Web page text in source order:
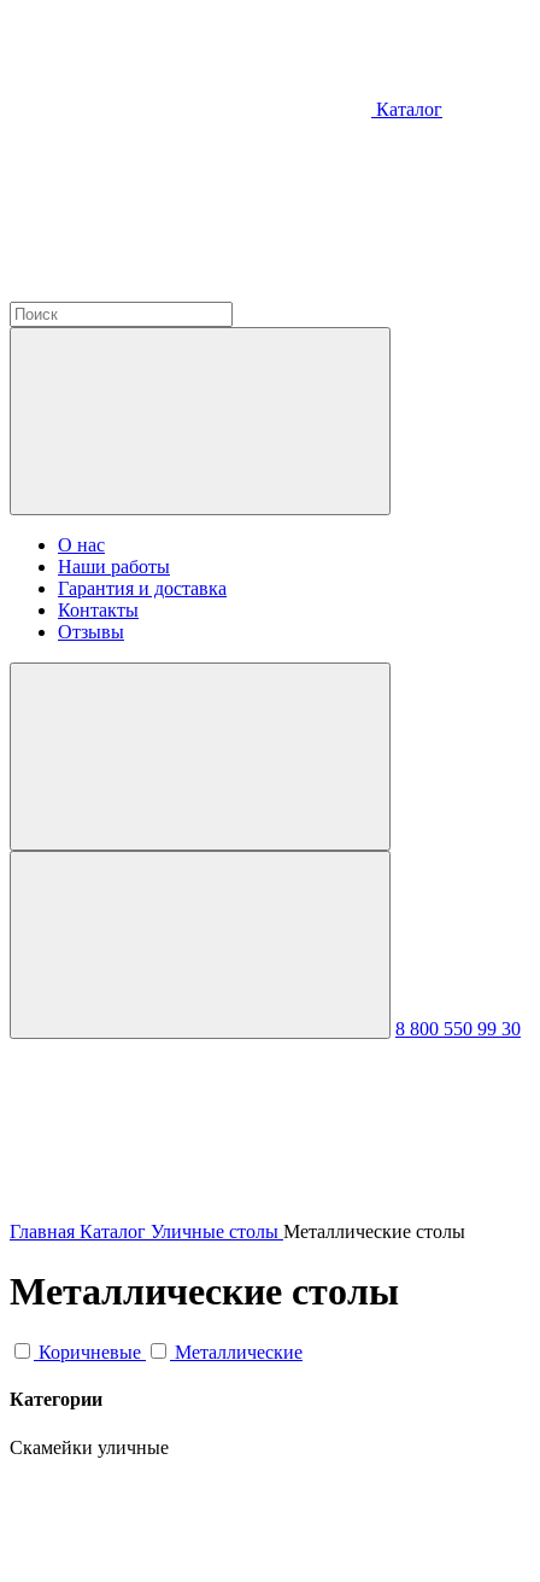
Каталог
О нас
Наши работы
Гарантия и доставка
Контакты
Отзывы
8 800 550 99 30
Главная Каталог Уличные столы Металлические столы
Металлические столы
Коричневые Металлические
Категории
Скамейки уличные